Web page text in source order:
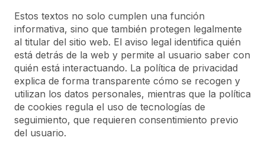
Estos textos no solo cumplen una función
informativa, sino que también protegen legalmente
al titular del sitio web. El aviso legal identifica quién
está detrás de la web y permite al usuario saber con
quién está interactuando. La política de privacidad
explica de forma transparente cómo se recogen y
utilizan los datos personales, mientras que la política
de cookies regula el uso de tecnologías de
seguimiento, que requieren consentimiento previo
del usuario.